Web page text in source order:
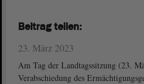
23. März 2023
Am Tag der Landtagssitzung (23.
Verabschiedung des
Beitrag teilen: